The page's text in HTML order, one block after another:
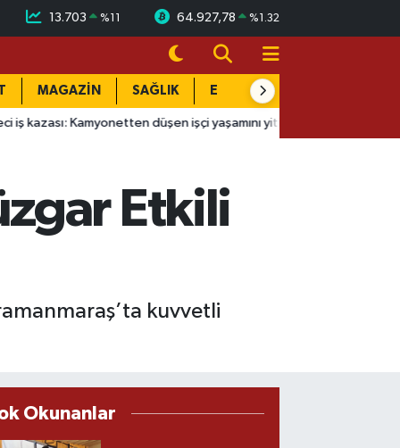
13.703 %11 64.927,78 %1.32
MAGAZİN SAĞLIK EĞİTİM
düşen işçi yaşamını yitirdi 14:51
Etkili
kuvvetli
Okunanlar